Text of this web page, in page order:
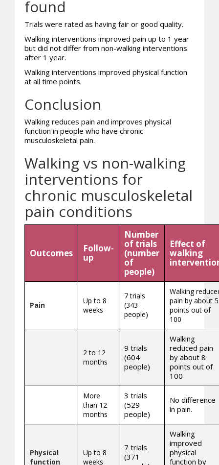
found
Trials were rated as having fair or good quality.
Walking interventions improved pain up to 1 year
but did not differ from non-walking interventions
after 1 year.
Walking interventions improved physical function
at all time points.
Conclusion
Walking reduces pain and improves physical
function in people who have chronic
musculoskeletal pain.
Walking vs non-walking
interventions for
chronic musculoskeletal
pain conditions
Outcomes
Follow-
up
Number
of trials
(number
of
people)
Effect of
walking
Pain
Up to 8
weeks
7 trials
(343
people)
Walking
pain by about 5
points out of
100
2 to 12
months
9 trials
(604
people)
Walking
reduced pain
by about 8
points out of
100
More
than 12
months
3 trials
(529
people)
No difference
in pain.
Physical
function
Up to 8
weeks
7 trials
(371
Walking
improved
physical
function by